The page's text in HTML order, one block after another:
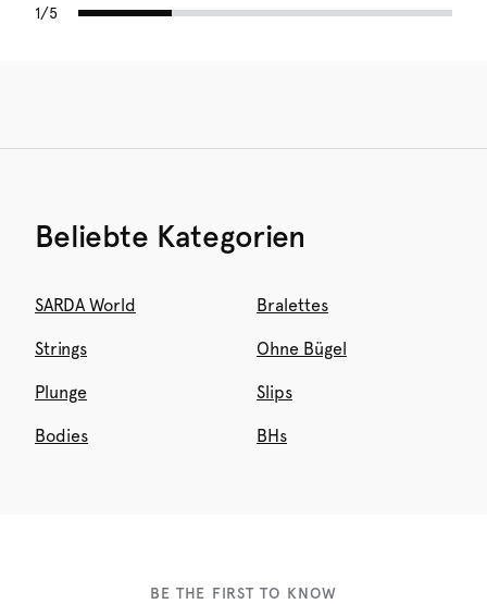
1/5
Beliebte Kategorien
SARDA World Bralettes
Strings Ohne Bügel
Plunge Slips
Bodies BHs
BE THE FIRST TO KNOW